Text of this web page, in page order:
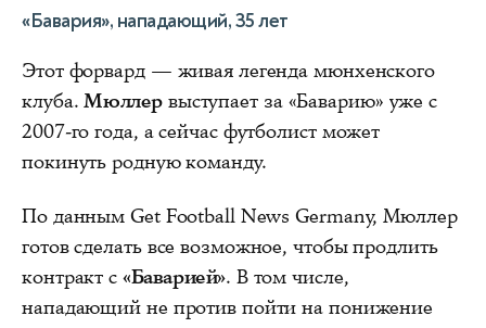
«Бавария», нападающий, 35 лет
Этот форвард — живая легенда мюнхенского
клуба.Мюллервыступает за «Баварию» уже с
2007-го года, а сейчас футболист может
покинуть родную команду.
По данным Get Football News Germany, Мюллер
готов сделать все возможное, чтобы продлить
контракт с «Баварией». В том числе,
нападающий не против пойти на понижение